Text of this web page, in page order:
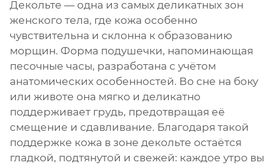
Декольте — одна из самых деликатных зон
женского тела, где кожа особенно
чувствительна и склонна к образованию
морщин. Форма подушечки, напоминающая
песочные часы, разработана с учётом
анатомических особенностей. Во сне на боку
или животе она мягко и деликатно
поддерживает грудь, предотвращая её
смещение и сдавливание. Благодаря такой
поддержке кожа в зоне декольте остаётся
гладкой, подтянутой и свежей: каждое утро вы